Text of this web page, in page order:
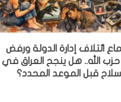
ائتلاف إدارة الدولة ورفض
الله.. هل ينجح العراق في
قبل الموعد المحدد؟